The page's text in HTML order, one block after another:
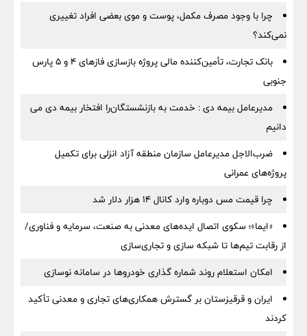
چرا با وجود مصرف مکمل، پوست و موی بعضی افراد تغییری
نمی‌کند؟
بانک تجارت، تأمین‌کننده مالی پروژه بازسازی فازهای ۴ و ۵ پارس
جنوبی
مدیرعامل بیمه دی : خدمت به بازنشستگان‌را افتخار بیمه دی می
دانیم
ضرب‌الاجل مدیرعامل سازمان منطقه آزاد انزلی برای تكمیل
پروژه‌های عمرانی
چرا قیمت مس دوباره وارد کانال ۱۴ هزار دلار شد
«ایما»؛ سکوی اتصال ایده‌های معدنی به صنعت، سرمایه و فناوری/
از رقابت تیم‌ها تا شبکه سازی و تجاری‌سازی
امکان استعلام روند شماره گذاری خودروها در سامانه نوسازی
ایران و قرقیزستان بر گسترش همکاری‌های تجاری و معدنی تأکید
کردند